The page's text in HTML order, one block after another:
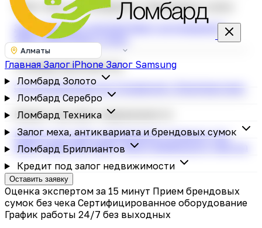
Залог меха, антиквариата и брендовых сумок
Залог меховых изделий
Залог антиквариата
Залог брендовых сумок
Ломбард Бриллиантов
Скупка бриллиантовУкрашения с бриллиантами
Кредит под залог недвижимости
Кредит под залог недвижимостиКредит под
залог квартирыЗалог дачи и земельного участка
Алматы
Главная Залог iPhone Залог Samsung
Ломбард Золото
Ломбард Серебро
Ломбард Техника
Залог меха, антиквариата и брендовых сумок
Ломбард Бриллиантов
Кредит под залог недвижимости
Оставить заявку
Оценка экспертом за 15 минут Прием брендовых
сумок без чека Сертифицированное оборудование
График работы 24/7 без выходных